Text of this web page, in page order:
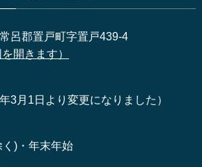
呂郡置戸町字置戸439-4
開きます）
3月1日より変更になりました）
)・年末年始